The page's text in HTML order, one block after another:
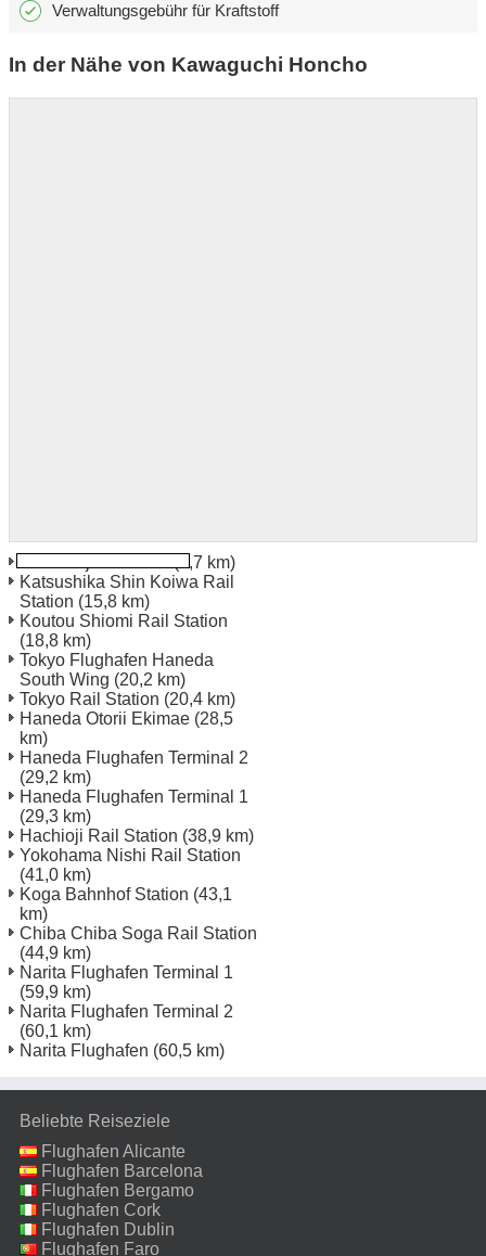
Verwaltungsgebühr für Kraftstoff
In der Nähe von Kawaguchi Honcho
(9,7 km)
Katsushika Shin Koiwa Rail
Station (15,8 km)
Koutou Shiomi Rail Station
(18,8 km)
Tokyo Flughafen Haneda
South Wing (20,2 km)
Tokyo Rail Station (20,4 km)
Haneda Otorii Ekimae (28,5
km)
Haneda Flughafen Terminal 2
(29,2 km)
Haneda Flughafen Terminal 1
(29,3 km)
Hachioji Rail Station (38,9 km)
Yokohama Nishi Rail Station
(41,0 km)
Koga Bahnhof Station (43,1
km)
Chiba Chiba Soga Rail Station
(44,9 km)
Narita Flughafen Terminal 1
(59,9 km)
Narita Flughafen Terminal 2
(60,1 km)
Narita Flughafen (60,5 km)
Beliebte Reiseziele
Flughafen Alicante
Flughafen Barcelona
Flughafen Bergamo
Flughafen Cork
Flughafen Dublin
Flughafen Faro